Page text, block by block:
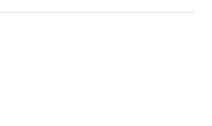
된 지 얼마 지나지 않아 발발한
았던 이 시기 작가들에게 화가로서의